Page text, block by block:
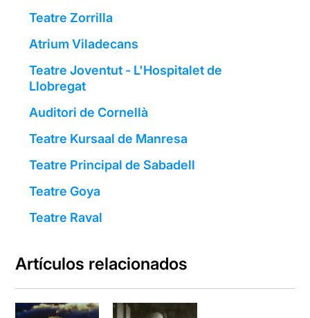
Teatre Zorrilla
Atrium Viladecans
Teatre Joventut - L'Hospitalet de
Llobregat
Auditori de Cornellà
Teatre Kursaal de Manresa
Teatre Principal de Sabadell
Teatre Goya
Teatre Raval
Artículos relacionados